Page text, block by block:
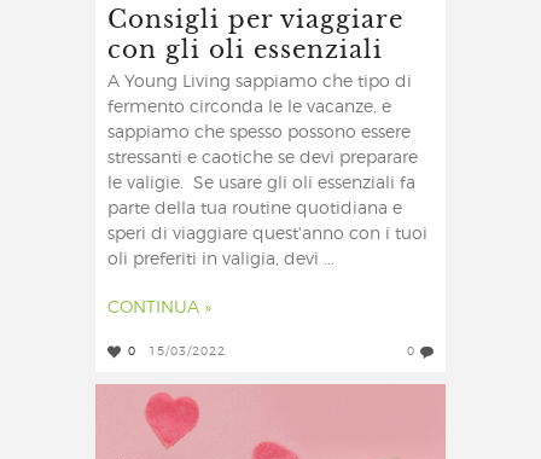
Consigli per viaggiare
con gli oli essenziali
A Young Living sappiamo che tipo di
fermento circonda le le vacanze, e
sappiamo che spesso possono essere
stressanti e caotiche se devi preparare
le valigie. Se usare gli oli essenziali fa
parte della tua routine quotidiana e
speri di viaggiare quest'anno con i tuoi
oli preferiti in valigia, devi ...
CONTINUA »
0 15/03/2022 0